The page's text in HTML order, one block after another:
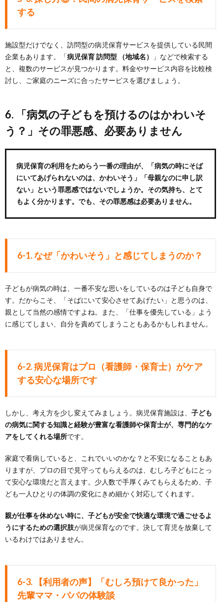
する
施設型だけでなく、訪問型の病児保育サービスを提供している民間
企業もあります。「病児保育 訪問型 （地域名）
」などで検索する
と、複数のサービスが見つかります。料金やサービス内容を比較検
討し、ご家庭のニーズに合ったサービスを選びましょう。
6. 「病気の子どもを預けるのはかわいそ
う？」その罪悪感、必要ありません
病児保育の利用をためらう一番の理由が、「病気の時にそば
にいてあげられないのは、かわいそう」「母親なのに申し訳
ない」という罪悪感ではないでしょうか。その気持ち、とて
もよく分かります。でも、その罪悪感は必要ありません。
6-1. なぜ「かわいそう」と感じてしまうのか？
子どもが病気の時は、一番不安な思いをしているのは子ども自身で
す。だからこそ、「そばにいて安心させてあげたい」と思うのは、
親として当然の感情ですよね。また、「仕事を優先している」よう
に感じてしまい、自分を責めてしまうこともあるかもしれません。
6-2. 病児保育はプロ（看護師・保育士）がケア
する安心な場所です
しかし、考え方を少し変えてみましょう。病児保育施設は、 子ども
の病気に関する知識と経験が豊富な看護師や保育士が、専門的なケ
アをしてくれる場所です。
家庭で看病していると、これでいいのかな？と不安になることもあ
りますが、プロの目で見守ってもらえるのは、むしろ子どもにとっ
て安心な環境だと言えます。少人数で手厚くみてもらえるため、子
ども一人ひとりの体調の変化にきめ細かく対応してくれます。
親が仕事を休めない時に、子どもが安全で快適な環境で過ごせるよ
うにするための選択肢が病児保育なのです。決して育児を放棄して
いるわけではありません。
6-3. 【利用者の声】「むしろ預けて良かった」
先輩ママ・パパの体験談